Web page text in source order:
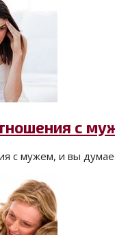
с
с мужем, и вы